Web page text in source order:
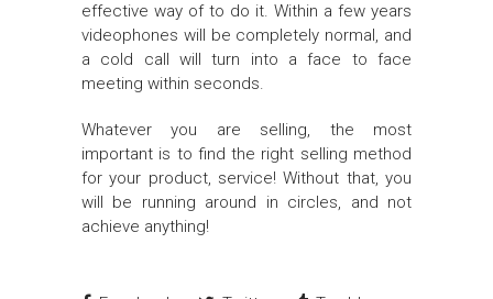
effective way of to do it. Within a few years
videophones will be completely normal, and
a cold call will turn into a face to face
meeting within seconds.
Whatever you are selling, the most
important is to find the right selling method
for your product, service! Without that, you
will be running around in circles, and not
achieve anything!